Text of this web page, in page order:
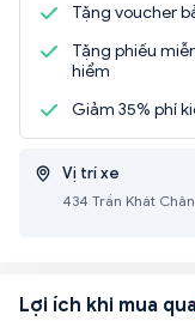
Tặng voucher
Tặng phiếu
hiểm
Giảm 35% phí
Vị trí xe
434 Trần Khát
Lợi ích khi mua qua